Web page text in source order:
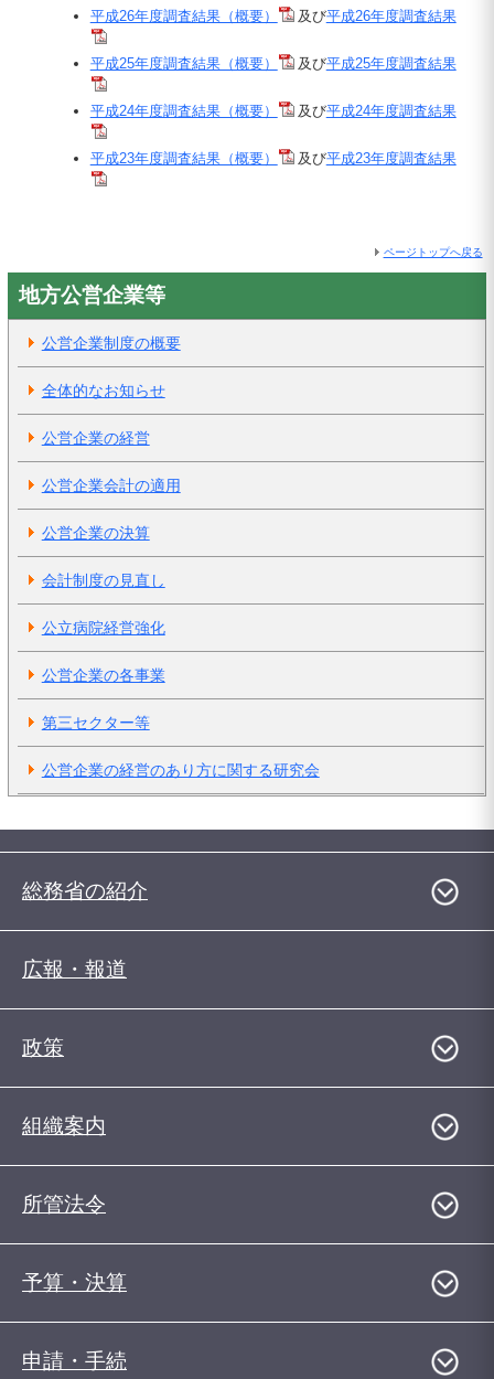
平成26年度調査結果（概要） 及び平成26年度調査結果
平成25年度調査結果（概要） 及び平成25年度調査結果
平成24年度調査結果（概要） 及び平成24年度調査結果
平成23年度調査結果（概要） 及び平成23年度調査結果
ページトップへ戻る
地方公営企業等
公営企業制度の概要
全体的なお知らせ
公営企業の経営
公営企業会計の適用
公営企業の決算
会計制度の見直し
公立病院経営強化
公営企業の各事業
第三セクター等
公営企業の経営のあり方に関する研究会
総務省の紹介
広報・報道
政策
組織案内
所管法令
予算・決算
申請・手続